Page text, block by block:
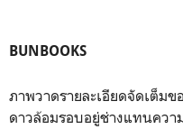
BUNBOOKS
ภาพวาดรายละเอียดจัดเต็ม
ดาวล้อมรอบอยู่ช่างแทนควา